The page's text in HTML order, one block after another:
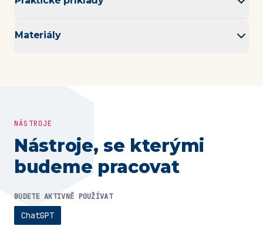
Materiály
NÁSTROJE
Nástroje, se kterými
budeme pracovat
BUDETE AKTIVNĚ POUŽÍVAT
ChatGPT